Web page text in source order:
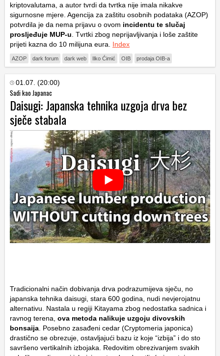
kriptovalutama, a autor tvrdi da tvrtka nije imala nikakve
sigurnosne mjere. Agencija za zaštitu osobnih podataka (AZOP)
potvrdila je da nema prijavu o ovom incidentu te slučaj
prosljeđuje MUP-u. Tvrtki zbog neprijavljivanja i loše zaštite
prijeti kazna do 10 milijuna eura. Index
AZOP dark forum dark web Ilko Ćimić OIB prodaja OIB-a
01.07. (20:00)
Sadi kao Japanac
Daisugi: Japanska tehnika uzgoja drva bez
sječe stabala
Tradicionalni način dobivanja drva podrazumijeva sječu, no
japanska tehnika daisugi, stara 600 godina, nudi nevjerojatnu
alternativu. Nastala u regiji Kitayama zbog nedostatka sadnica i
ravnog terena, ova metoda nalikuje uzgoju divovskih
bonsaija. Posebno zasađeni cedar (Cryptomeria japonica)
drastično se obrezuje, ostavljajući bazu iz koje “izbija” i do sto
savršeno vertikalnih izbojaka. Redovitim obrezivanjem svakih